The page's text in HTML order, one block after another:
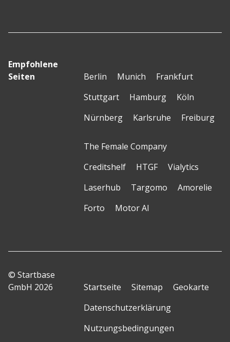
Empfohlene
Seiten
Berlin Munich
Frankfurt
Stuttgart
Hamburg
Köln
Nürnberg
Karlsruhe Freiburg
The Female Company
Creditshelf
HTGF
Vialytics
Laserhub
Targomo
Amorelie
Forto
Motor AI
© Startbase
GmbH 2026
Startseite Sitemap
Geokarte
Datenschutzerklärung
Nutzungsbedingungen